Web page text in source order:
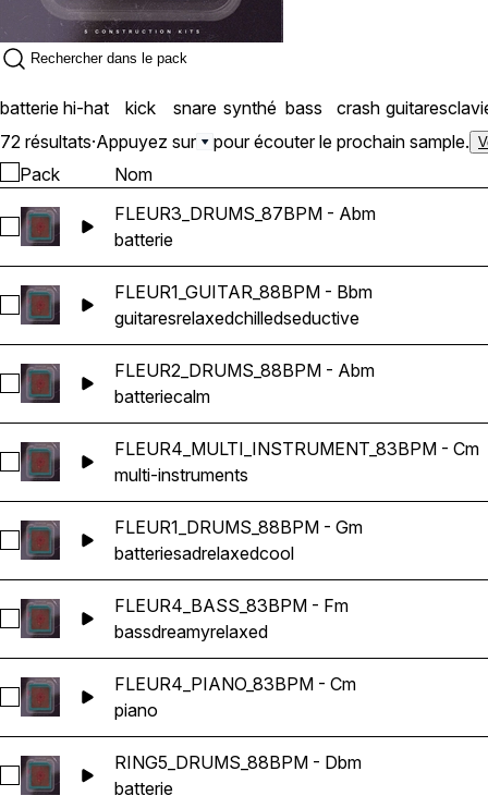
batterie hi-hat kick snare synthé bass crash guitares
72 résultats·Appuyez sur pour écouter le prochain sample.
Pack Nom
Sélectionnez FLEUR3_DRUMS_87BPM - Abm
FLEUR3_DRUMS_87BPM - Abm
batterie
Sélectionnez FLEUR1_GUITAR_88BPM - Bbm
FLEUR1_GUITAR_88BPM - Bbm
guitaresrelaxedchilledseductive
Sélectionnez FLEUR2_DRUMS_88BPM - Abm
FLEUR2_DRUMS_88BPM - Abm
batteriecalm
Sélectionnez FLEUR4_MULTI_INSTRUMENT_83BPM - Cm
FLEUR4_MULTI_INSTRUMENT_83BPM - Cm
multi-instruments
Sélectionnez FLEUR1_DRUMS_88BPM - Gm
FLEUR1_DRUMS_88BPM - Gm
batteriesadrelaxedcool
Sélectionnez FLEUR4_BASS_83BPM - Fm
FLEUR4_BASS_83BPM - Fm
bassdreamyrelaxed
Sélectionnez FLEUR4_PIANO_83BPM - Cm
FLEUR4_PIANO_83BPM - Cm
piano
Sélectionnez RING5_DRUMS_88BPM - Dbm
RING5_DRUMS_88BPM - Dbm
batterie